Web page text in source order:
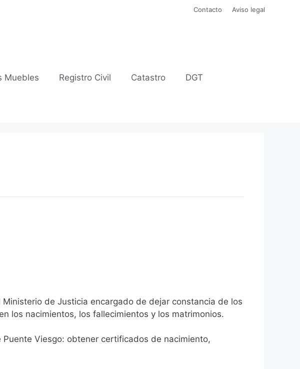
Contacto Aviso legal
Muebles Registro Civil Catastro DGT
de Justicia encargado de dejar constancia de los
los nacimientos, los fallecimientos y los matrimonios.
Viesgo: obtener certificados de nacimiento,